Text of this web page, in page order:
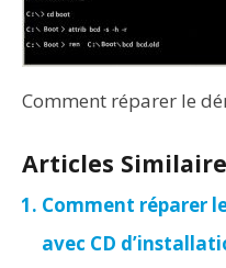
Comment réparer le
Articles
Comment réparer
avec CD